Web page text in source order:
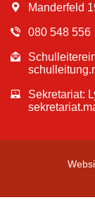
Manderfeld
080 548 556
Sekretariat: